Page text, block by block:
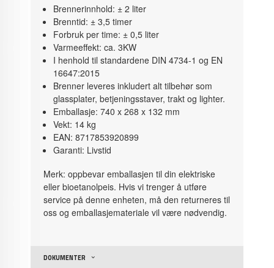
Brennerinnhold: ± 2 liter
Brenntid: ± 3,5 timer
Forbruk per time: ± 0,5 liter
Varmeeffekt: ca. 3KW
I henhold til standardene DIN 4734-1 og EN
16647:2015
Brenner leveres inkludert alt tilbehør som
glassplater, betjeningsstaver, trakt og lighter.
Emballasje: 740 x 268 x 132 mm
Vekt: 14 kg
EAN: 8717853920899
Garanti: Livstid
Merk: oppbevar emballasjen til din elektriske
eller bioetanolpeis. Hvis vi trenger å utføre
service på denne enheten, må den returneres til
oss og emballasjemateriale vil være nødvendig.
DOKUMENTER